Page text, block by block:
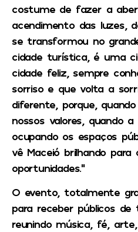
costume de fazer a
acendimento das luzes,
se transformou no
cidade turística, é uma
cidade feliz, sempre
sorriso e que volta a
diferente, porque,
nossos valores, quando
ocupando os espaços
vê Maceió brilhando para
oportunidades.”
O evento, totalmente
para receber públicos de
reunindo música, fé,